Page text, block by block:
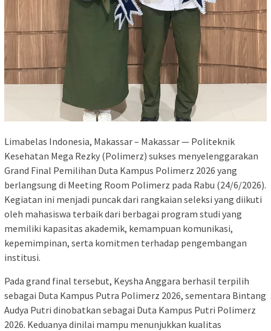
Limabelas Indonesia, Makassar – Makassar — Politeknik
Kesehatan Mega Rezky (Polimerz) sukses menyelenggarakan
Grand Final Pemilihan Duta Kampus Polimerz 2026 yang
berlangsung di Meeting Room Polimerz pada Rabu (24/6/2026).
Kegiatan ini menjadi puncak dari rangkaian seleksi yang diikuti
oleh mahasiswa terbaik dari berbagai program studi yang
memiliki kapasitas akademik, kemampuan komunikasi,
kepemimpinan, serta komitmen terhadap pengembangan
institusi.
Pada grand final tersebut, Keysha Anggara berhasil terpilih
sebagai Duta Kampus Putra Polimerz 2026, sementara Bintang
Audya Putri dinobatkan sebagai Duta Kampus Putri Polimerz
2026. Keduanya dinilai mampu menunjukkan kualitas